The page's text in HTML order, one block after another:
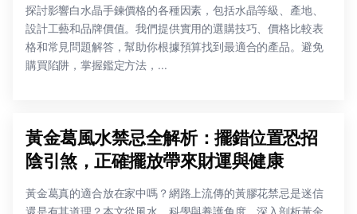
探討影響白水晶手鍊價格的各種因素，包括水晶等級、產地、
設計工藝和品牌價值。我們提供實用的選購技巧、價格比較表
格和常見問題解答，幫助你根據預算找到最適合的產品。避免
購買陷阱，掌握鑑定方法，...
黃金葛風水禁忌全解析：擺錯位置恐招
陰引煞，正確擺放帶來財運與健康
黃金葛真的適合放在家中嗎？網路上流傳的黃膠花禁忌是迷信